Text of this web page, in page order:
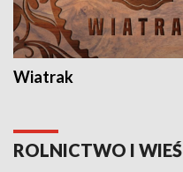
Wiatrak
ROLNICTWO I WIEŚ